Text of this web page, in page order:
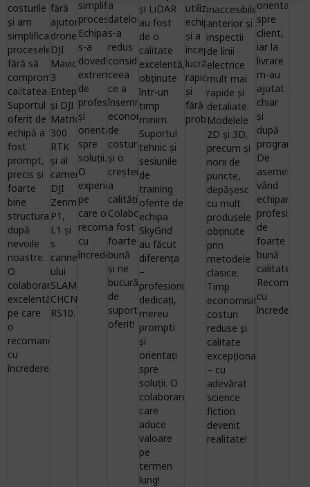
costurile
și am
simplificat
procesele,
fără să
compromitem
calitatea.
Suportul
oferit de
echipă a
fost
prompt,
precis și
foarte
bine
structurat
după
nevoile
noastre.
O
colaborare
excelentă,
pe care
o
recomandăm
cu
încredere!
fără
ajutorul
dronei
DJI
Mavic
3
Enteprise
și DJI
Matrice
300
RTK
și al
camerei
DJI
Zenmuse
P1,
L1 și
s
canner-
ului
SLAM
CHCNAV
RS10.
simplificăm
procesele.
Echipa
s-a
dovedit
extrem
de
profesionistă
și
orientată
spre
soluții.
O
experiență
pe
care o
recomandăm
cu
încredere!
a
datelor
s-a
redus
considerabil,
ceea
ce a
însemnat
economii
de
costuri
și o
creștere
a
calității.
Colaborarea
a fost
foarte
bună
și ne
bucurăm
de
suportul
oferit!
și LiDAR
au fost
de o
calitate
excelentă,
obținute
într-un
timp
minim.
Suportul
tehnic și
sesiunile
de
training
oferite de
echipa
SkyGrid
au făcut
diferența
–
profesioniști
dedicați,
mereu
prompti
și
orientați
spre
soluții. O
colaborare
care
aduce
valoare
pe
termen
lung!
utiliza
echipamentele
și a
începe
lucrările
rapid
și
fără
probleme
inaccesibile
anterior și
inspectii
de linii
electrice
mult mai
rapide și
detaliate.
Modelele
2D și 3D,
precum și
norii de
puncte,
depășesc
cu mult
produsele
obținute
prin
metodele
clasice.
Timp
economisit,
costuri
reduse și
calitate
excepțională
– cu
adevărat
science
fiction
devenit
realitate!
orientată
spre
client,
iar la
livrare
m-au
ajutat
chiar
și
după
program.
De
asemenea,
vând
de
foarte
bună
calitate.
Recomand
cu
încredere!